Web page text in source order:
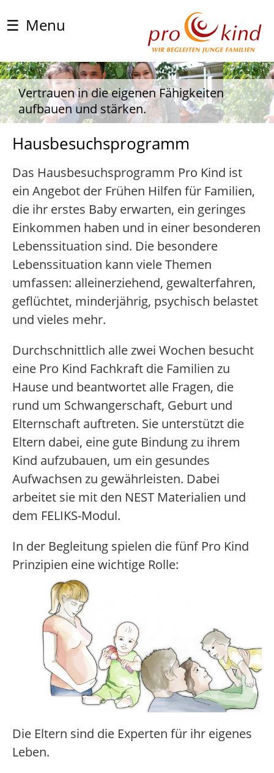
☰ Menu
Vertrauen in die eigenen Fähigkeiten
aufbauen und stärken.
Hausbesuchsprogramm
Das Hausbesuchsprogramm Pro Kind ist
ein Angebot der Frühen Hilfen für Familien,
die ihr erstes Baby erwarten, ein geringes
Einkommen haben und in einer besonderen
Lebenssituation sind. Die besondere
Lebenssituation kann viele Themen
umfassen: alleinerziehend, gewalterfahren,
geflüchtet, minderjährig, psychisch belastet
und vieles mehr.
Durchschnittlich alle zwei Wochen besucht
eine Pro Kind Fachkraft die Familien zu
Hause und beantwortet alle Fragen, die
rund um Schwangerschaft, Geburt und
Elternschaft auftreten. Sie unterstützt die
Eltern dabei, eine gute Bindung zu ihrem
Kind aufzubauen, um ein gesundes
Aufwachsen zu gewährleisten. Dabei
arbeitet sie mit den NEST Materialien und
dem FELIKS-Modul.
In der Begleitung spielen die fünf Pro Kind
Prinzipien eine wichtige Rolle:
Die Eltern sind die Experten für ihr eigenes
Leben.